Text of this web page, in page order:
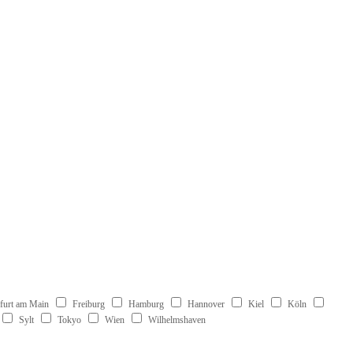
am Main Freiburg Hamburg Hannover Kiel
Köln
Sylt
Tokyo Wien Wilhelmshaven